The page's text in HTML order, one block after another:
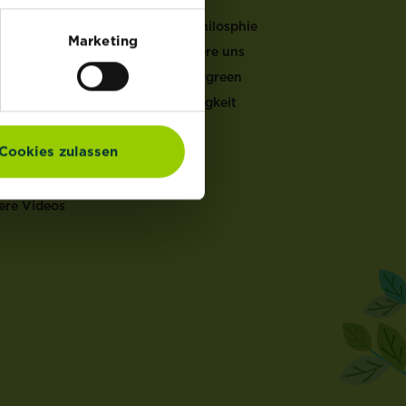
Marketing
Cookies zulassen
& Pflege
Rechner
Rechner
Coach
Videos
Unsere Philosphie
Kontaktiere uns
Mein Evergreen
Nachhaltigkeit